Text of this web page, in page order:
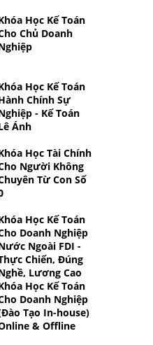
Học Kế Toán
Chủ Doanh
Học Kế Toán
Chính Sự
- Kế Toán
Ánh
Học Tài Chính
Người Không
Từ Con Số
Học Kế Toán
Doanh Nghiệp
Ngoài FDI -
Chiến, Đúng
Lương Cao
Học Kế Toán
Doanh Nghiệp
Tạo In-house)
& Offline